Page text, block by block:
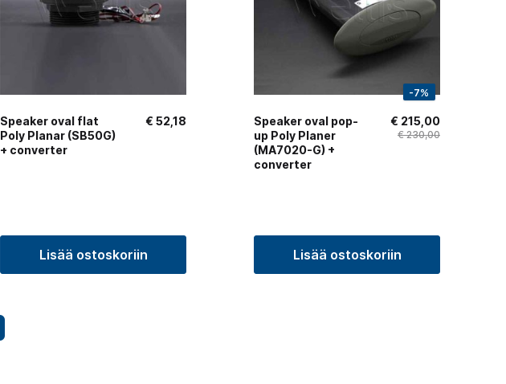
Speaker oval flat
Poly Planar (SB50G)
+ converter
€ 52,18
Lisää ostoskoriin
-7%
Speaker oval pop-
up Poly Planer
(MA7020-G) +
converter
€230,00
€ 215,00
Lisää ostoskoriin